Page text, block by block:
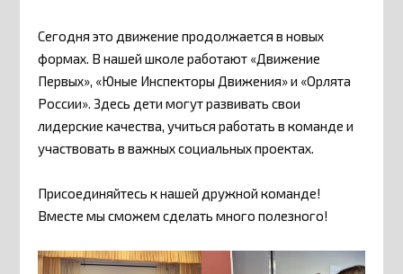
Сегодня это движение продолжается в новых
формах. В нашей школе работают «Движение
Первых», «Юные Инспекторы Движения» и «Орлята
России». Здесь дети могут развивать свои
лидерские качества, учиться работать в команде и
участвовать в важных социальных проектах.
Присоединяйтесь к нашей дружной команде!
Вместе мы сможем сделать много полезного!